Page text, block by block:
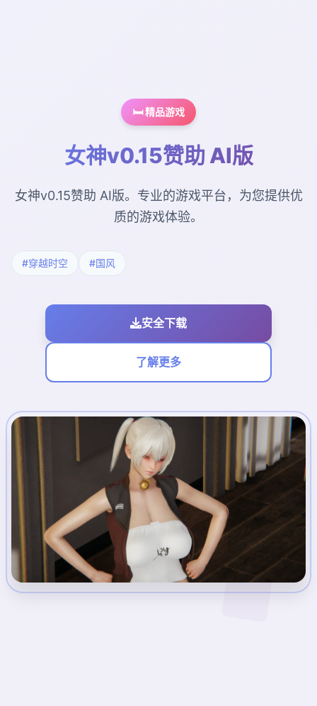
🛏️ 精品游戏
女神v0.15赞助 AI版
女神v0.15赞助 AI版。专业的游戏平台，为您提供优
质的游戏体验。
#穿越时空 #国风
安全下载
了解更多